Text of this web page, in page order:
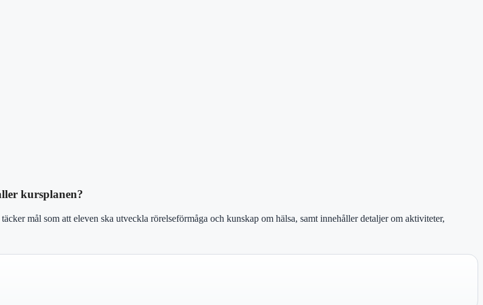
kursplanen?
mål som att eleven ska utveckla rörelseförmåga och kunskap om hälsa, samt innehåller detaljer om aktiviteter,